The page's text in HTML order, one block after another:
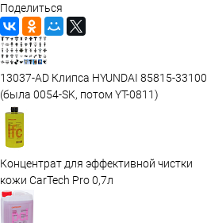
Поделиться
13037-AD Клипса HYUNDAI 85815-33100
(была 0054-SK, потом YT-0811)
Концентрат для эффективной чистки
кожи CarTech Pro 0,7л